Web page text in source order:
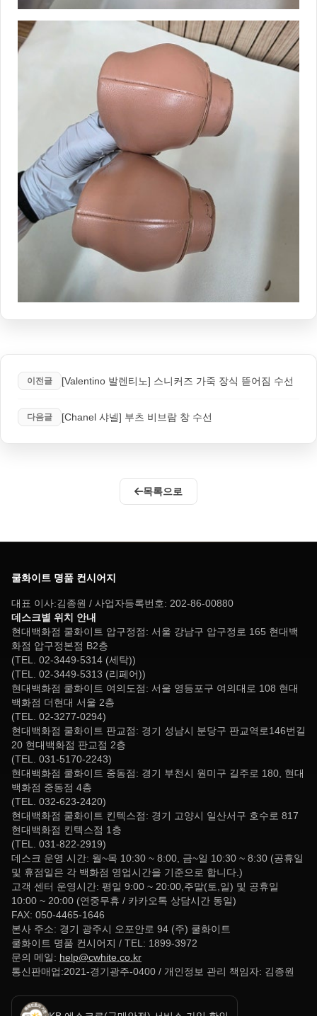
이전글 [Valentino 발렌티노] 스니커즈 가죽 장식 뜯어짐 수선
다음글 [Chanel 샤넬] 부츠 비브람 창 수선
목록으로
쿨화이트 명품 컨시어지
대표 이사:김종원 / 사업자등록번호: 202-86-00880
데스크별 위치 안내
현대백화점 쿨화이트 압구정점: 서울 강남구 압구정로 165 현대백
화점 압구정본점 B2층
(TEL. 02-3449-5314 (세탁))
(TEL. 02-3449-5313 (리페어))
현대백화점 쿨화이트 여의도점: 서울 영등포구 여의대로 108 현대
백화점 더현대 서울 2층
(TEL. 02-3277-0294)
현대백화점 쿨화이트 판교점: 경기 성남시 분당구 판교역로146번길
20 현대백화점 판교점 2층
(TEL. 031-5170-2243)
현대백화점 쿨화이트 중동점: 경기 부천시 원미구 길주로 180, 현대
백화점 중동점 4층
(TEL. 032-623-2420)
현대백화점 쿨화이트 킨텍스점: 경기 고양시 일산서구 호수로 817
현대백화점 킨텍스점 1층
(TEL. 031-822-2919)
데스크 운영 시간: 월~목 10:30 ~ 8:00, 금~일 10:30 ~ 8:30 (공휴일
및 휴점일은 각 백화점 영업시간을 기준으로 합니다.)
고객 센터 운영시간: 평일 9:00 ~ 20:00,주말(토,일) 및 공휴일
10:00 ~ 20:00 (연중무휴 / 카카오톡 상담시간 동일)
FAX: 050-4465-1646
본사 주소: 경기 광주시 오포안로 94 (주) 쿨화이트
쿨화이트 명품 컨시어지 / TEL: 1899-3972
문의 메일: help@cwhite.co.kr
통신판매업:2021-경기광주-0400 / 개인정보 관리 책임자: 김종원